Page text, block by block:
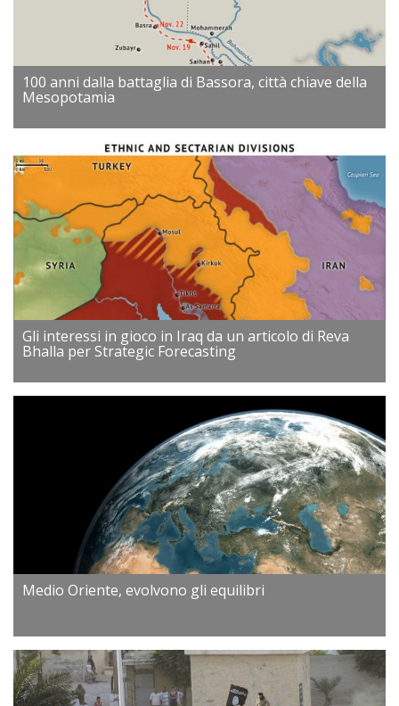
100 anni dalla battaglia di Bassora, città chiave della
Mesopotamia
Gli interessi in gioco in Iraq da un articolo di Reva
Bhalla per Strategic Forecasting
Medio Oriente, evolvono gli equilibri